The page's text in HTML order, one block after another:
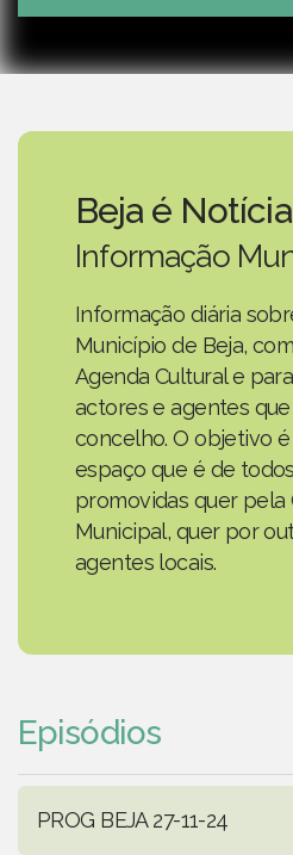
Play
Beja é Notícia
Informação
Informação diária
Município de Beja,
Agenda Cultural e
actores e agentes
concelho. O objetivo
espaço que é de
promovidas quer pela
Municipal, quer por
agentes locais.
Episódios
PROG BEJA 27-11-24